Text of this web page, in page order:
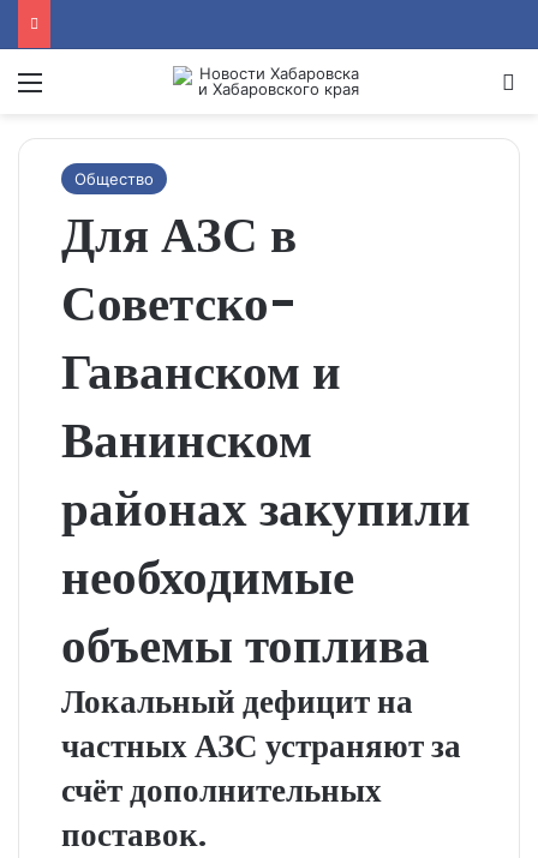
Menu
Общество
Для АЗС в
Советско-
Гаванском и
Ванинском
районах закупили
необходимые
объемы топлива
Локальный дефицит на
частных АЗС устраняют за
счёт дополнительных
поставок.